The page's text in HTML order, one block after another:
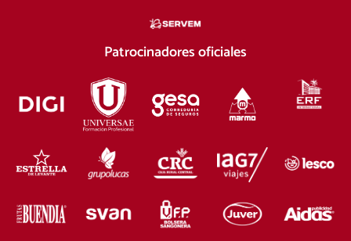
Patrocinadores oficiales